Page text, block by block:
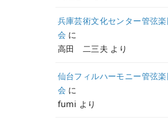
兵庫芸術文化センター管弦
会 に
高田 二三夫 より
仙台フィルハーモニー管弦
会 に
fumi より